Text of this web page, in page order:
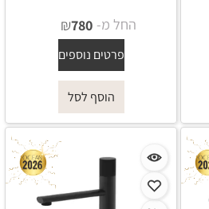
החל מ- ₪780
פרטים נוספים
הוסף לסל